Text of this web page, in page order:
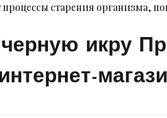
старения организма,
черную икру